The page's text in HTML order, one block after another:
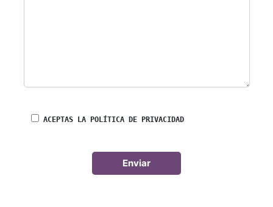
ACEPTAS LA POLÍTICA DE PRIVACIDAD